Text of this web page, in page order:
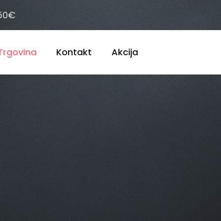
Kontakt Akcija